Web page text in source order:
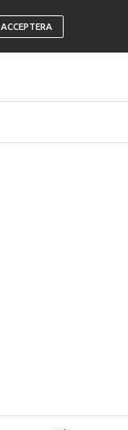
ACCEPTERA